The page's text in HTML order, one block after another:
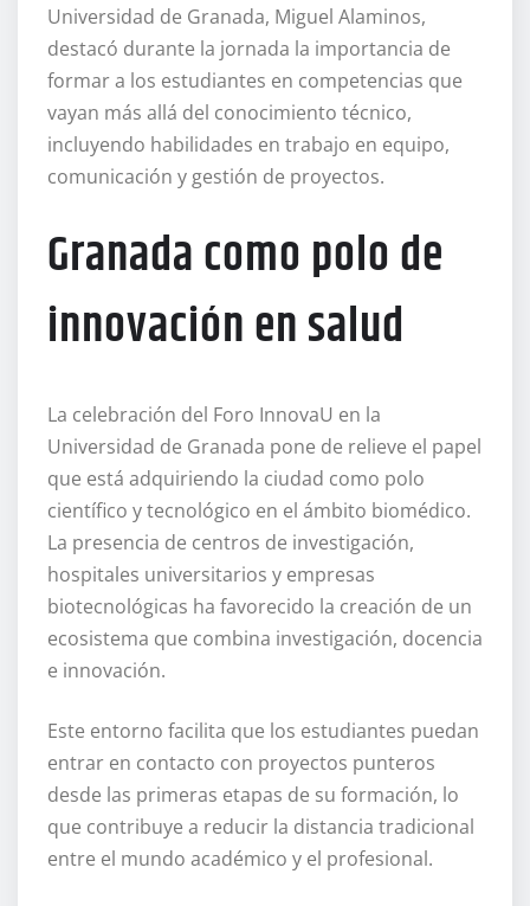
Universidad de Granada, Miguel Alaminos,
destacó durante la jornada la importancia de
formar a los estudiantes en competencias que
vayan más allá del conocimiento técnico,
incluyendo habilidades en trabajo en equipo,
comunicación y gestión de proyectos.
Granada como polo de
innovación en salud
La celebración del Foro InnovaU en la
Universidad de Granada pone de relieve el papel
que está adquiriendo la ciudad como polo
científico y tecnológico en el ámbito biomédico.
La presencia de centros de investigación,
hospitales universitarios y empresas
biotecnológicas ha favorecido la creación de un
ecosistema que combina investigación, docencia
e innovación.
Este entorno facilita que los estudiantes puedan
entrar en contacto con proyectos punteros
desde las primeras etapas de su formación, lo
que contribuye a reducir la distancia tradicional
entre el mundo académico y el profesional.